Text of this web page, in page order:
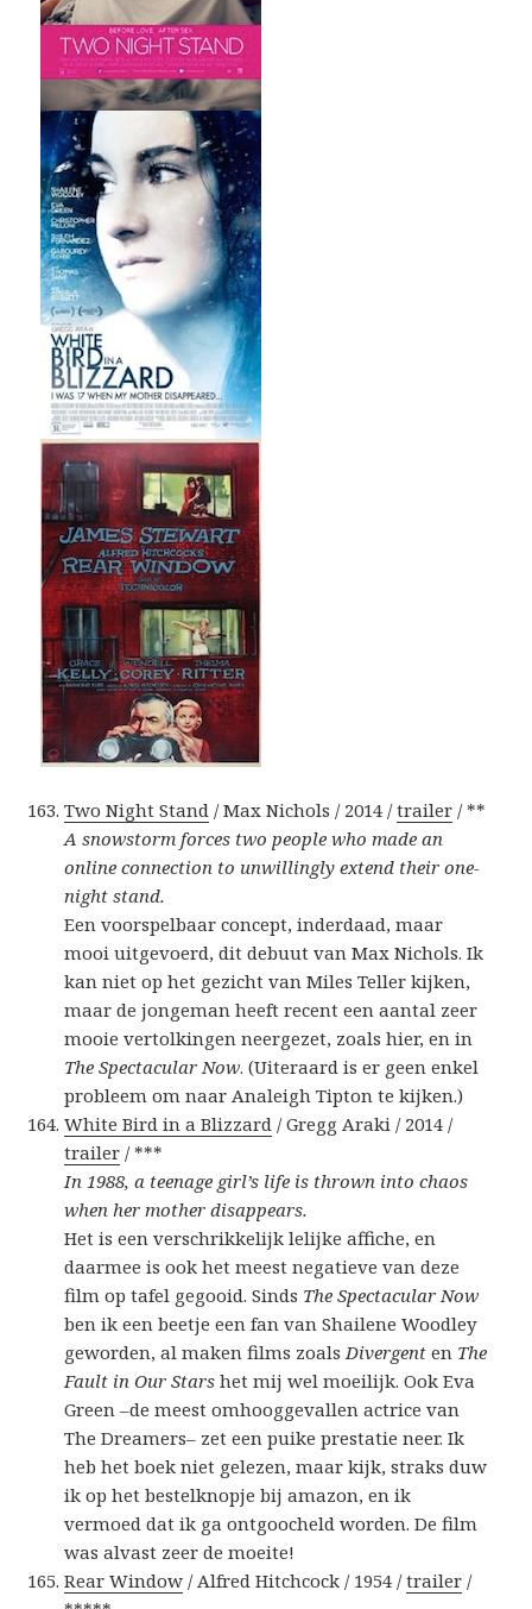
Two Night Stand / Max Nichols / 2014 /trailer / **
A snowstorm forces two people who made an
online connection to unwillingly extend their one-
night stand.
Een voorspelbaar concept, inderdaad, maar
mooi uitgevoerd, dit debuut van Max Nichols. Ik
kan niet op het gezicht van Miles Teller kijken,
maar de jongeman heeft recent een aantal zeer
mooie vertolkingen neergezet, zoals hier, en in
The Spectacular Now. (Uiteraard is er geen enkel
probleem om naar Analeigh Tipton te kijken.)
White Bird in a Blizzard / Gregg Araki / 2014 /
trailer / ***
In 1988, a teenage girl’s life is thrown into chaos
when her mother disappears.
Het is een verschrikkelijk lelijke affiche, en
daarmee is ook het meest negatieve van deze
film op tafel gegooid. Sinds The Spectacular Now
ben ik een beetje een fan van Shailene Woodley
geworden, al maken films zoalsDivergent en The
Fault in Our Stars het mij wel moeilijk. Ook Eva
Green –de meest omhooggevallen actrice van
The Dreamers– zet een puike prestatie neer. Ik
heb het boek niet gelezen, maar kijk, straks duw
ik op het bestelknopje bij amazon, en ik
vermoed dat ik ga ontgoocheld worden. De film
was alvast zeer de moeite!
Rear Window / Alfred Hitchcock / 1954 /trailer /